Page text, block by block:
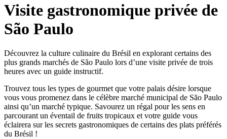
Visite gastronomique privée de
São Paulo
Découvrez la culture culinaire du Brésil en explorant certains des
plus grands marchés de São Paulo lors d’une visite privée de trois
heures avec un guide instructif.
Trouvez tous les types de gourmet que votre palais désire lorsque
vous vous promenez dans le célèbre marché municipal de São Paulo
ainsi qu’un marché typique. Savourez un régal pour les sens en
parcourant un éventail de fruits tropicaux et votre guide vous
éclairera sur les secrets gastronomiques de certains des plats préférés
du Brésil !